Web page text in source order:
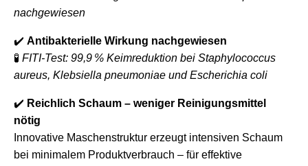
nachgewiesen
✔️ Antibakterielle Wirkung nachgewiesen
🧪 FITI-Test: 99,9 % Keimreduktion bei Staphylococcus
aureus, Klebsiella pneumoniae und Escherichia coli
✔️ Reichlich Schaum – weniger Reinigungsmittel
nötig
Innovative Maschenstruktur erzeugt intensiven Schaum
bei minimalem Produktverbrauch – für effektive